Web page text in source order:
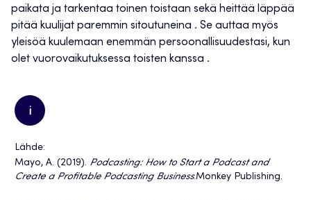
paikata ja tarkentaa toinen toistaan sekä heittää läppää
pitää kuulijat paremmin sitoutuneina . Se auttaa myös
yleisöä kuulemaan enemmän persoonallisuudestasi, kun
olet vuorovaikutuksessa toisten kanssa .
i
Lähde:
Mayo, A. (2019). Podcasting: How to Start a Podcast and
Create a Profitable Podcasting Business.Monkey Publishing.